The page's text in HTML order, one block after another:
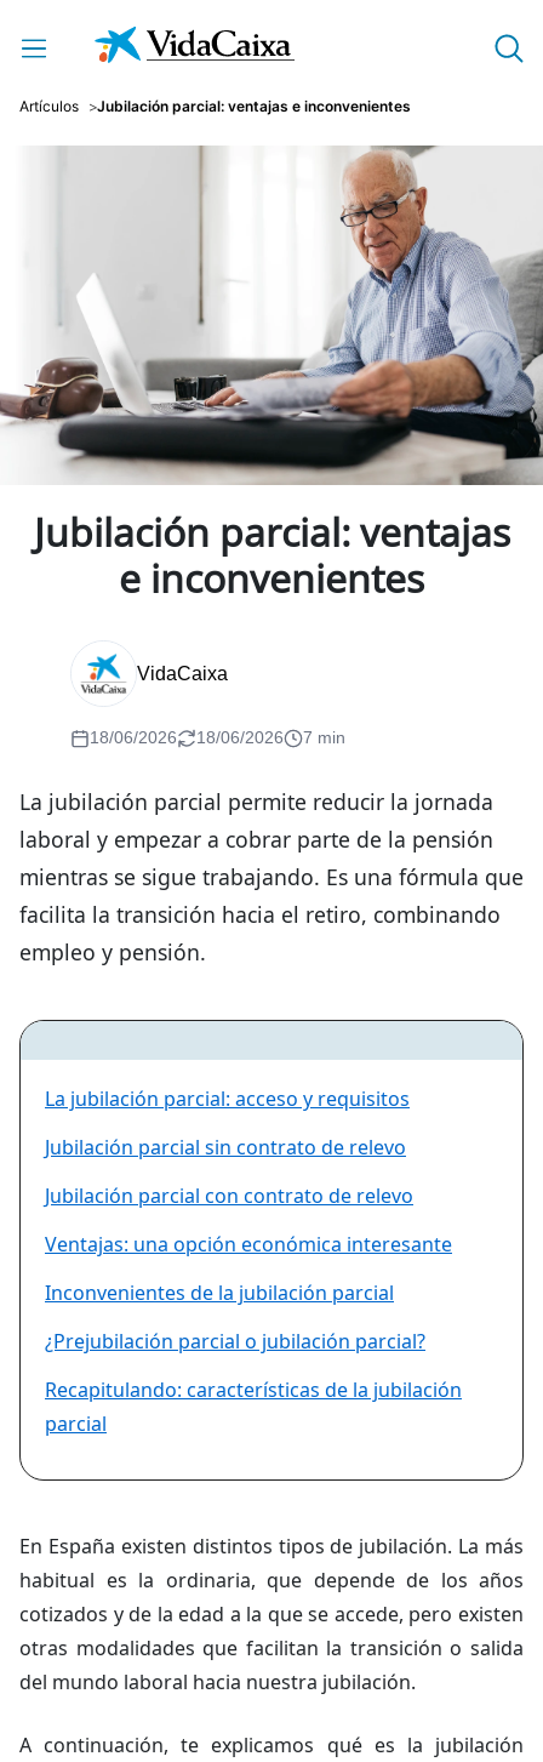
Saltar al contenido principal
Artículos Jubilación parcial: ventajas e inconvenientes
Jubilación parcial: ventajas
e inconvenientes
VidaCaixa
18/06/2026 18/06/2026 7 min
La jubilación parcial permite reducir la jornada
laboral y empezar a cobrar parte de la pensión
mientras se sigue trabajando. Es una fórmula que
facilita la transición hacia el retiro, combinando
empleo y pensión.
La jubilación parcial: acceso y requisitos
Jubilación parcial sin contrato de relevo
Jubilación parcial con contrato de relevo
Ventajas: una opción económica interesante
Inconvenientes de la jubilación parcial
¿Prejubilación parcial o jubilación parcial?
Recapitulando: características de la jubilación
parcial
En España existen distintos tipos de jubilación. La más
habitual es la ordinaria, que depende de los años
cotizados y de la edad a la que se accede, pero existen
otras modalidades que facilitan la transición o salida
del mundo laboral hacia nuestra jubilación.
A continuación, te explicamos qué es la jubilación